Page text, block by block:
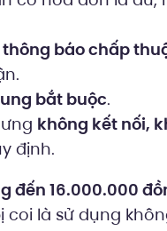
báo chấp
bắt buộc.
không kết nối,
định.
đến 16.000.000
là sử dụng